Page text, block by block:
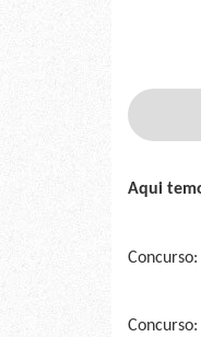
Aqui
Concurso:
Concurso: